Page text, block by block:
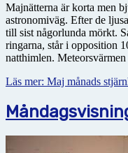
Majnätterna är korta men
astronomiväg. Efter de
till sist någorlunda mörkt.
ringarna, står i opposition
natthimlen.
Läs mer: Maj månads